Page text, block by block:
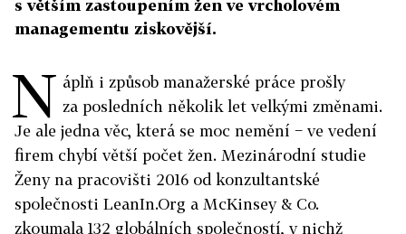
s větším zastoupením žen ve vrcholovém
managementu ziskovější.
N áplň i způsob manažerské práce prošly
za posledních několik let velkými změnami.
Je ale jedna věc, která se moc nemění − ve vedení
firem chybí větší počet žen. Mezinárodní studie
Ženy na pracovišti 2016 od konzultantské
společnosti LeanIn.Org a McKinsey & Co.
zkoumala 132 globálních společností, v nichž